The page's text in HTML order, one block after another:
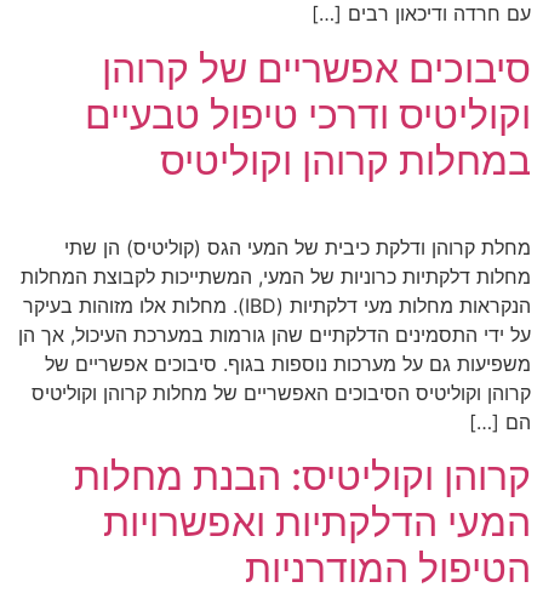
עם חרדה ודיכאון רבים […]
סיבוכים אפשריים של קרוהן
וקוליטיס ודרכי טיפול טבעיים
במחלות קרוהן וקוליטיס
מחלת קרוהן ודלקת כיבית של המעי הגס (קוליטיס) הן שתי
מחלות דלקתיות כרוניות של המעי, המשתייכות לקבוצת המחלות
הנקראות מחלות מעי דלקתיות (IBD). מחלות אלו מזוהות בעיקר
על ידי התסמינים הדלקתיים שהן גורמות במערכת העיכול, אך הן
משפיעות גם על מערכות נוספות בגוף. סיבוכים אפשריים של
קרוהן וקוליטיס הסיבוכים האפשריים של מחלות קרוהן וקוליטיס
הם […]
קרוהן וקוליטיס: הבנת מחלות
המעי הדלקתיות ואפשרויות
הטיפול המודרניות